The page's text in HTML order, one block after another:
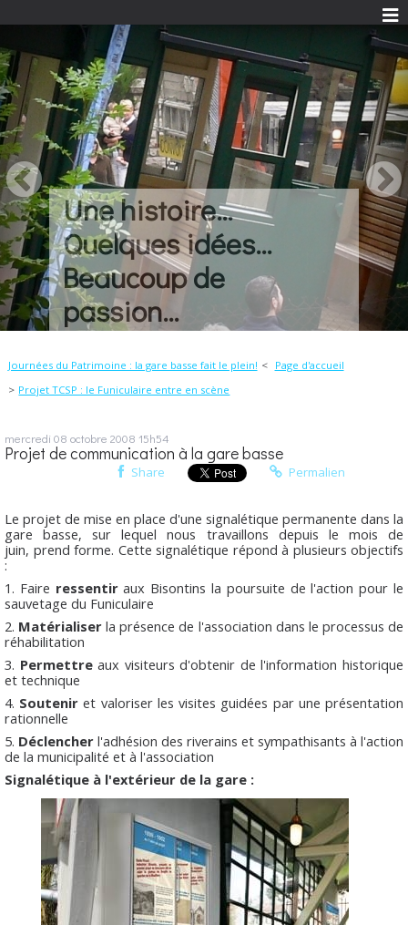
Une histoire...
Quelques idées...
Beaucoup de
passion...
Journées du Patrimoine : la gare basse fait le plein!
Page d'accueil
Projet TCSP : le Funiculaire entre en scène
mercredi 08 octobre 2008 15h54
Projet de communication à la gare basse
Share Permalien
Le projet de mise en place d'une signalétique permanente dans la
gare basse, sur lequel nous travaillons depuis le mois de
juin, prend forme. Cette signalétique répond à plusieurs objectifs
:
Faire ressentiraux Bisontins la poursuite de l'action pour le
sauvetage du Funiculaire
Matérialiser la présence de l'association dans le processus de
réhabilitation
Permettreaux visiteurs d'obtenir de l'information historique
et technique
Soutenir et valoriser les visites guidées par une présentation
rationnelle
Déclencher l'adhésion des riverains et sympathisants à l'action
de la municipalité et à l'association
Signalétique à l'extérieur de la gare :